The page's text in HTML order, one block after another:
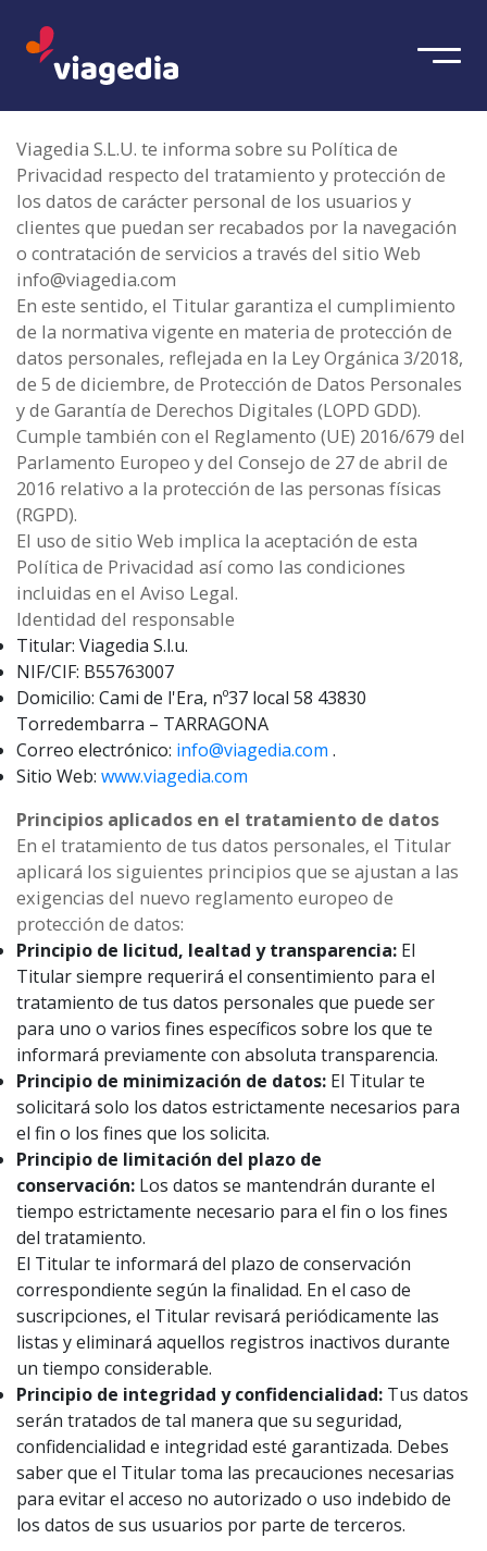
Viagedia S.L.U. te informa sobre su Política de
Privacidad respecto del tratamiento y protección de
los datos de carácter personal de los usuarios y
clientes que puedan ser recabados por la navegación
o contratación de servicios a través del sitio Web
info@viagedia.com
En este sentido, el Titular garantiza el cumplimiento
de la normativa vigente en materia de protección de
datos personales, reflejada en la Ley Orgánica 3/2018,
de 5 de diciembre, de Protección de Datos Personales
y de Garantía de Derechos Digitales (LOPD GDD).
Cumple también con el Reglamento (UE) 2016/679 del
Parlamento Europeo y del Consejo de 27 de abril de
2016 relativo a la protección de las personas físicas
(RGPD).
El uso de sitio Web implica la aceptación de esta
Política de Privacidad así como las condiciones
incluidas en el Aviso Legal.
Identidad del responsable
Titular: Viagedia S.l.u.
NIF/CIF: B55763007
Domicilio: Cami de l'Era, nº37 local 58 43830
Torredembarra – TARRAGONA
Correo electrónico: info@viagedia.com .
Sitio Web: www.viagedia.com
Principios aplicados en el tratamiento de datos
En el tratamiento de tus datos personales, el Titular
aplicará los siguientes principios que se ajustan a las
exigencias del nuevo reglamento europeo de
protección de datos:
Principio de licitud, lealtad y transparencia: El
Titular siempre requerirá el consentimiento para el
tratamiento de tus datos personales que puede ser
para uno o varios fines específicos sobre los que te
informará previamente con absoluta transparencia.
Principio de minimización de datos: El Titular te
solicitará solo los datos estrictamente necesarios para
el fin o los fines que los solicita.
Principio de limitación del plazo de
conservación: Los datos se mantendrán durante el
tiempo estrictamente necesario para el fin o los fines
del tratamiento.
El Titular te informará del plazo de conservación
correspondiente según la finalidad. En el caso de
suscripciones, el Titular revisará periódicamente las
listas y eliminará aquellos registros inactivos durante
un tiempo considerable.
Principio de integridad y confidencialidad: Tus datos
serán tratados de tal manera que su seguridad,
confidencialidad e integridad esté garantizada. Debes
saber que el Titular toma las precauciones necesarias
para evitar el acceso no autorizado o uso indebido de
los datos de sus usuarios por parte de terceros.